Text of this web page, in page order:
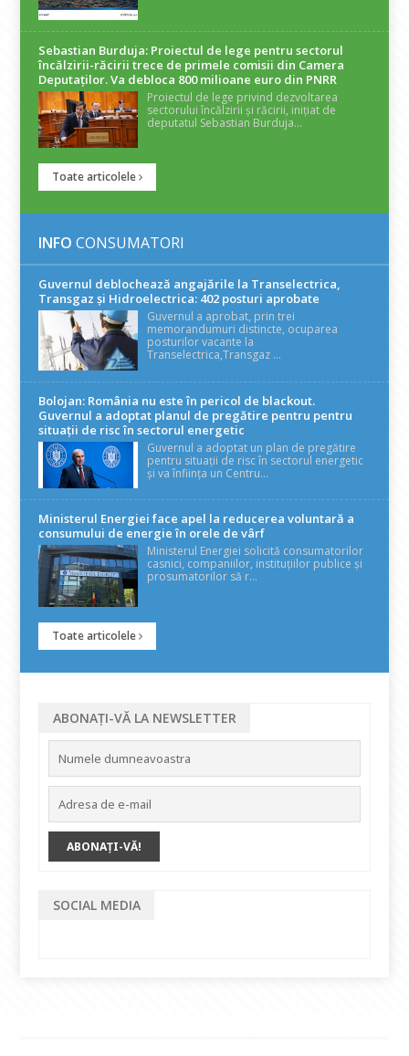
Sebastian Burduja: Proiectul de lege pentru sectorul
încălzirii-răcirii trece de primele comisii din Camera
Deputaților. Va debloca 800 milioane euro din PNRR
Proiectul de lege privind dezvoltarea
sectorului încălzirii și răcirii, inițiat de
deputatul Sebastian Burduja...
Toate articolele
INFO CONSUMATORI
Guvernul deblochează angajările la Transelectrica,
Transgaz și Hidroelectrica: 402 posturi aprobate
Guvernul a aprobat, prin trei
memorandumuri distincte, ocuparea
posturilor vacante la
Transelectrica,Transgaz ...
Bolojan: România nu este în pericol de blackout.
Guvernul a adoptat planul de pregătire pentru pentru
situații de risc în sectorul energetic
Guvernul a adoptat un plan de pregătire
pentru situații de risc în sectorul energetic
și va înființa un Centru...
Ministerul Energiei face apel la reducerea voluntară a
consumului de energie în orele de vârf
Ministerul Energiei solicită consumatorilor
casnici, companiilor, instituțiilor publice și
prosumatorilor să r...
Toate articolele
ABONAȚI-VĂ LA NEWSLETTER
SOCIAL MEDIA